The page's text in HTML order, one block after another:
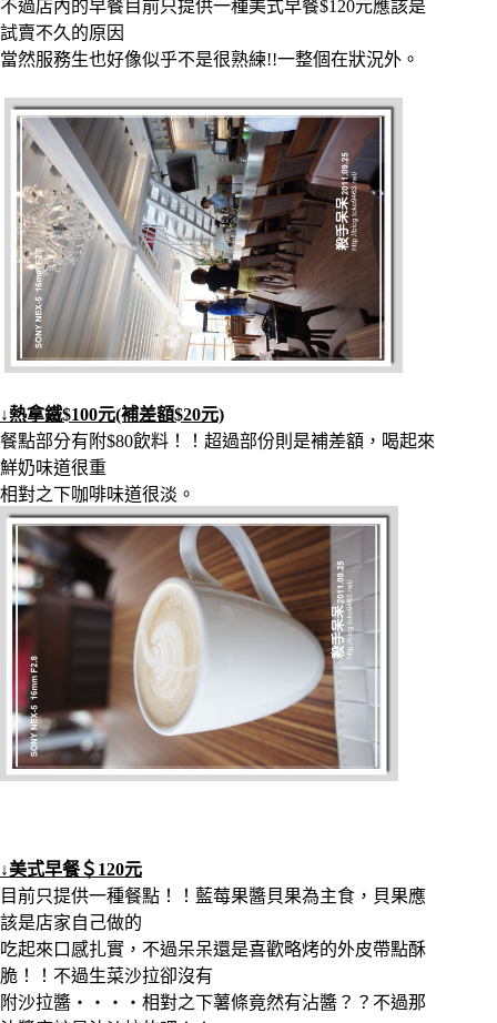
不過店內的早餐目前只提供一種美式早餐$120元應該是
試賣不久的原因
當然服務生也好像似乎不是很熟練!!一整個在狀況外。
↓熱拿鐵$100元(補差額$20元)
餐點部分有附$80飲料！！超過部份則是補差額，喝起來
鮮奶味道很重
相對之下咖啡味道很淡。
↓美式早餐＄120元
目前只提供一種餐點！！藍莓果醬貝果為主食，貝果應
該是店家自己做的
吃起來口感扎實，不過呆呆還是喜歡略烤的外皮帶點酥
脆！！不過生菜沙拉卻沒有
附沙拉醬‧‧‧‧相對之下薯條竟然有沾醬？？不過那